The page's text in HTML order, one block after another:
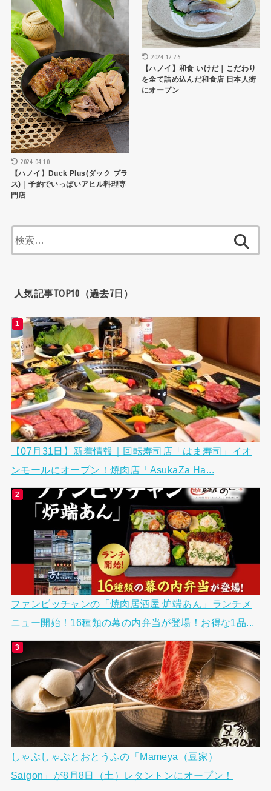
2024.04.10
【ハノイ】Duck Plus(ダック プラ
ス)｜予約でいっぱいアヒル料理専
門店
2024.12.26
【ハノイ】和食 いけだ｜こだわり
を全て詰め込んだ和食店 日本人街
にオープン
索:
人気記事TOP10（過去7日）
【07月31日】新着情報｜回転寿司店「はま寿司」イオ
ンモールにオープン！焼肉店「AsukaZa Ha...
ファンビッチャンの「焼肉居酒屋 炉端あん」ランチメ
ニュー開始！16種類の幕の内弁当が登場！お得な1品...
しゃぶしゃぶとおとうふの「Mameya（豆家）
Saigon」が8月8日（土）レタントンにオープン！